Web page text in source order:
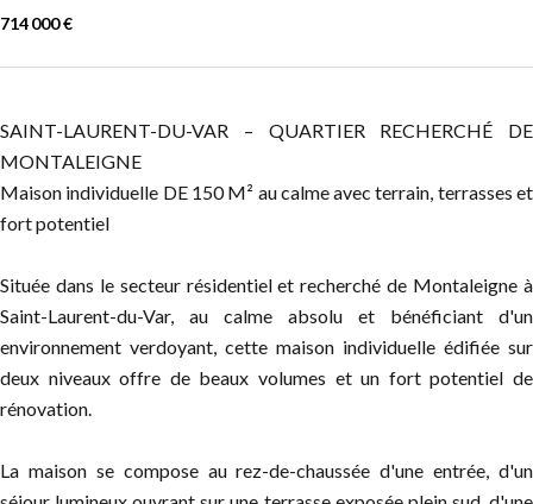
714 000 €
SAINT-LAURENT-DU-VAR – QUARTIER RECHERCHÉ DE
MONTALEIGNE
Maison individuelle DE 150 M² au calme avec terrain, terrasses et
fort potentiel
Située dans le secteur résidentiel et recherché de Montaleigne à
Saint-Laurent-du-Var, au calme absolu et bénéficiant d'un
environnement verdoyant, cette maison individuelle édifiée sur
deux niveaux offre de beaux volumes et un fort potentiel de
rénovation.
La maison se compose au rez-de-chaussée d'une entrée, d'un